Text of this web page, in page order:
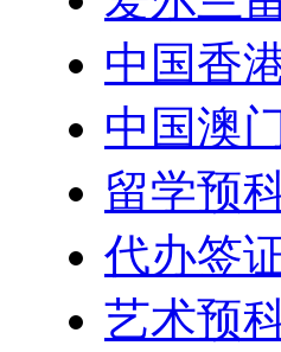
中国香
中国澳
留学预
代办签
艺术预